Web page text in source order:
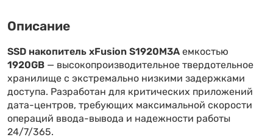
Описание
SSD накопитель xFusion S1920M3Aемкостью
1920GB — высокопроизводительное твердотельное
хранилище с экстремально низкими задержками
доступа. Разработан для критических приложений
дата-центров, требующих максимальной скорости
операций ввода-вывода и надежности работы
24/7/365.